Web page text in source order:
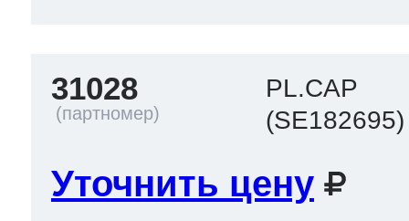
31028
PL.CAP
(SE182695)
Уточнить цену